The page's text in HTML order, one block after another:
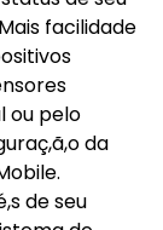
facilidade
ou pelo
da
de seu